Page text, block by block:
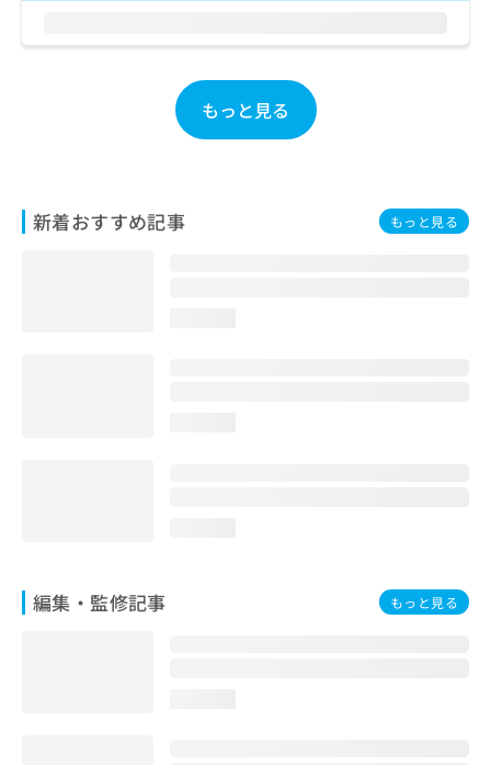
もっと見る
新着おすすめ記事 もっと見る
編集・監修記事 もっと見る
ら